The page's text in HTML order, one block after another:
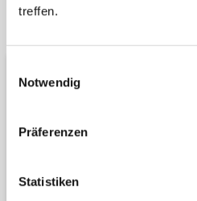
treffen.
Notwendig
Präferenzen
Statistiken